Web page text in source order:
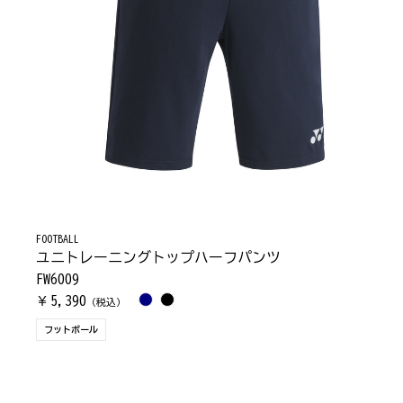
FOOTBALL
ユニトレーニングトップハーフパンツ
FW6009
￥ 5,390 （税込）
フットボール